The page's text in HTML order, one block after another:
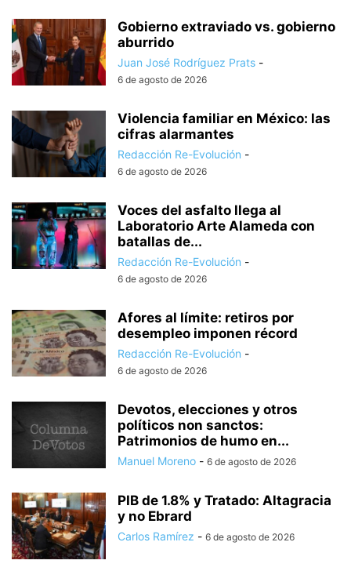
Gobierno extraviado vs. gobierno
aburrido
Juan José Rodríguez Prats -
6 de agosto de 2026
Violencia familiar en México: las
cifras alarmantes
Redacción Re-Evolución -
6 de agosto de 2026
Voces del asfalto llega al
Laboratorio Arte Alameda con
batallas de...
Redacción Re-Evolución -
6 de agosto de 2026
Afores al límite: retiros por
desempleo imponen récord
Redacción Re-Evolución -
6 de agosto de 2026
Devotos, elecciones y otros
políticos non sanctos:
Patrimonios de humo en...
Manuel Moreno - 6 de agosto de 2026
PIB de 1.8% y Tratado: Altagracia
y no Ebrard
Carlos Ramírez - 6 de agosto de 2026